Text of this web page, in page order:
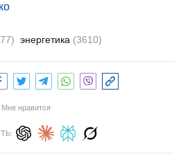
энергетика (3610)
Мне нравится